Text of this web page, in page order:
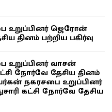
உறுப்பினர் ஜெரோன்
தினம் பற்றிய பகிர்வு
வாசன்
நோர்வே தேசிய தினம்
நகரசபை உறுப்பினர்
கட்சி நோர்வே தேசிய